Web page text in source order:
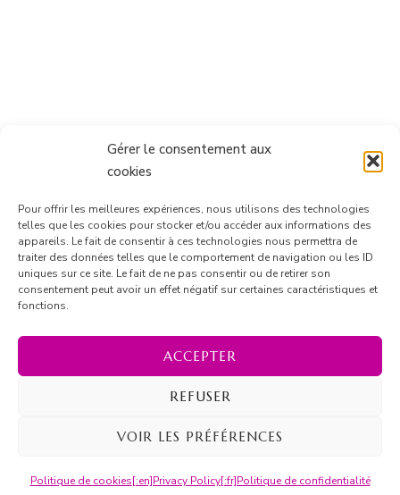
Gérer le consentement aux
cookies
Pour offrir les meilleures expériences, nous utilisons des technologies
telles que les cookies pour stocker et/ou accéder aux informations des
appareils. Le fait de consentir à ces technologies nous permettra de
traiter des données telles que le comportement de navigation ou les ID
uniques sur ce site. Le fait de ne pas consentir ou de retirer son
consentement peut avoir un effet négatif sur certaines caractéristiques et
fonctions.
ACCEPTER
REFUSER
VOIR LES PRÉFÉRENCES
Politique de cookies[:en]Privacy Policy[:fr]Politique de confidentialité
Blossom Recipe | Développé parBlossom Themes
confidentialité